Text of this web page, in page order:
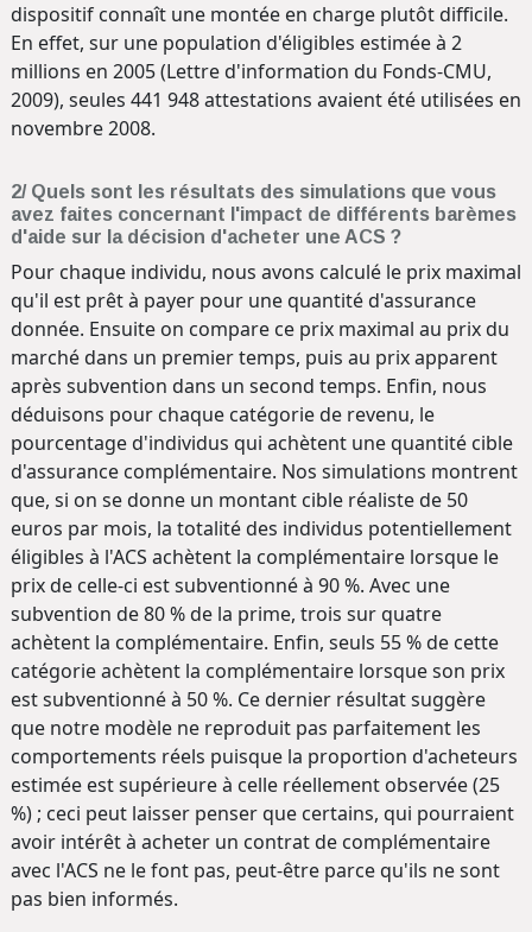
dispositif connaît une montée en charge plutôt difficile.
En effet, sur une population d'éligibles estimée à 2
millions en 2005 (Lettre d'information du Fonds-CMU,
2009), seules 441 948 attestations avaient été utilisées en
novembre 2008.
2/ Quels sont les résultats des simulations que vous
avez faites concernant l'impact de différents barèmes
d'aide sur la décision d'acheter une ACS ?
Pour chaque individu, nous avons calculé le prix maximal
qu'il est prêt à payer pour une quantité d'assurance
donnée. Ensuite on compare ce prix maximal au prix du
marché dans un premier temps, puis au prix apparent
après subvention dans un second temps. Enfin, nous
déduisons pour chaque catégorie de revenu, le
pourcentage d'individus qui achètent une quantité cible
d'assurance complémentaire. Nos simulations montrent
que, si on se donne un montant cible réaliste de 50
euros par mois, la totalité des individus potentiellement
éligibles à l'ACS achètent la complémentaire lorsque le
prix de celle-ci est subventionné à 90 %. Avec une
subvention de 80 % de la prime, trois sur quatre
achètent la complémentaire. Enfin, seuls 55 % de cette
catégorie achètent la complémentaire lorsque son prix
est subventionné à 50 %. Ce dernier résultat suggère
que notre modèle ne reproduit pas parfaitement les
comportements réels puisque la proportion d'acheteurs
estimée est supérieure à celle réellement observée (25
%) ; ceci peut laisser penser que certains, qui pourraient
avoir intérêt à acheter un contrat de complémentaire
avec l'ACS ne le font pas, peut-être parce qu'ils ne sont
pas bien informés.